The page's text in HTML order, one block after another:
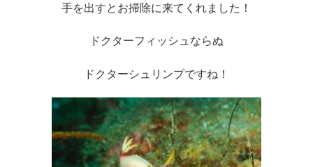
手を出すとお掃除に来てくれました！
ドクターフィッシュならぬ
ドクターシュリンプですね！